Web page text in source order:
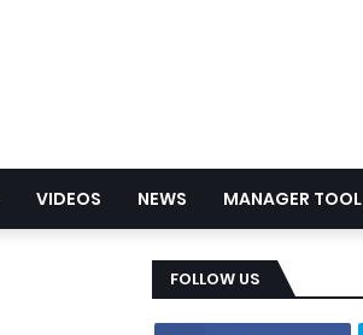
VIDEOS NEWS MANAGER TOOL
FOLLOW US